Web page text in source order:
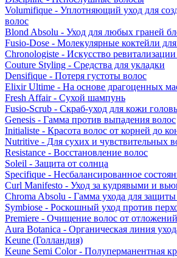
Volumifique - Уплотняющий уход для
волос
Blond Absolu - Уход для любых граней
Fusio-Dose - Молекулярные коктейли
Chronologiste - Искусство
Couture Styling - Средства для укладки
Densifique - Потеря густоты волос
Elixir Ultime - На основе драгоценных
Fresh Affair - Сухой шампунь
Fusio-Scrub - Скраб-уход для кожи
Genesis - Гамма против выпадения волос
Initialiste - Красота волос от корней до
Nutritive - Для сухих и чувствительных
Resistance - Восстановление волос
Soleil - Защита от солнца
Specifique - Несбалансированное
Curl Manifesto - Уход за кудрявыми и
Chroma Absolu - Гамма ухода для
Symbiose - Роскошный уход против
Premiere - Очищение волос от
Aura Botanica - Органическая линия
Keune (Голландия)
Keune Semi Color - Полуперманентная